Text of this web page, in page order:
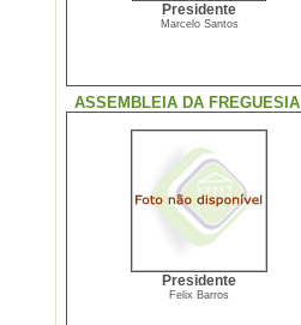
Presidente
Marcelo Santos
ASSEMBLEIA DA FREGUESIA
Presidente
Felix Barros